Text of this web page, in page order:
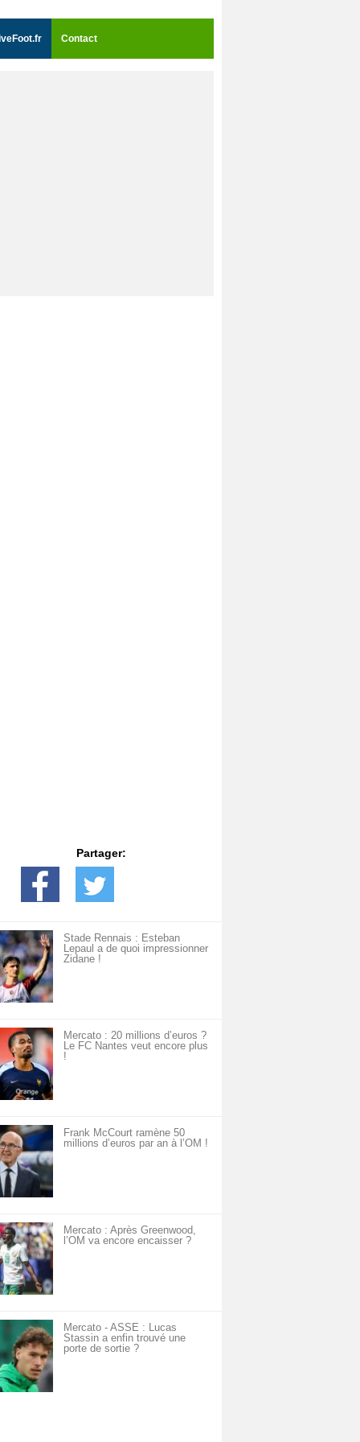
Contact
Partager:
Stade Rennais : Esteban
Lepaul a de quoi impressionner
Zidane !
Mercato : 20 millions d’euros ?
Le FC Nantes veut encore plus
!
Frank McCourt ramène 50
millions d’euros par an à l’OM !
Mercato : Après Greenwood,
l’OM va encore encaisser ?
Mercato - ASSE : Lucas
Stassin a enfin trouvé une
porte de sortie ?